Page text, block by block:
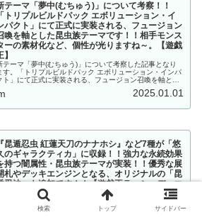
テーマ「夢中(むちゅう)」について考察！！
「トリプルビルドパック エボリューション・イ
パクト」にて正式に実装される、フュージョン
喚を軸とした昆虫族テーマです！！相手モンス
ーの素材化など、個性が光りますね～。【遊戯
】
テーマ「夢中(むちゅう)」について考察した記事となり
す。「トリプルビルドパック エボリューション・インパ
ト」にて正式に実装される、フュージョン召喚を軸とし
が光りますね～。【遊戯王ラッシュデュエル】2025.01.01
『昆遁忍虫 紅蓮天刀のナナホシ』など7種が「悠
のギャラクティカ」に収録！！強力な永続効果
持つ闇属性・昆虫族テーマが実装！！優秀な展
札やデッキエンジンとなる、オリジナルの「昆
忍法」も追加です！！【遊戯王ラッシュデュエ
『昆遁忍虫 紅蓮天刀のナナホシ』など7種が「悠久のギャ
ラクティカ」に収録されるので、紹介した記事となりま
検索 トップ サイドバー